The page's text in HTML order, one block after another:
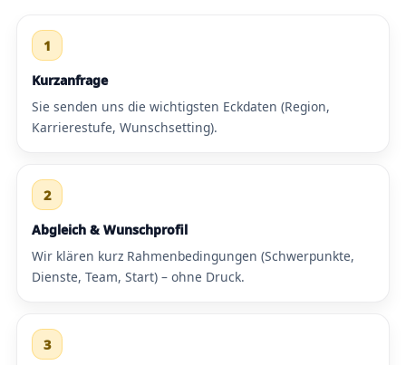
1
Kurzanfrage
Sie senden uns die wichtigsten Eckdaten (Region,
Karrierestufe, Wunschsetting).
2
Abgleich & Wunschprofil
Wir klären kurz Rahmenbedingungen (Schwerpunkte,
Dienste, Team, Start) – ohne Druck.
3